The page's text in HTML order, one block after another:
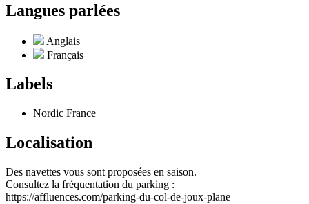
Langues parlées
Anglais
Français
Labels
Nordic France
Localisation
Des navettes vous sont proposées en saison.
Consultez la fréquentation du parking :
https://affluences.com/parking-du-col-de-joux-plane